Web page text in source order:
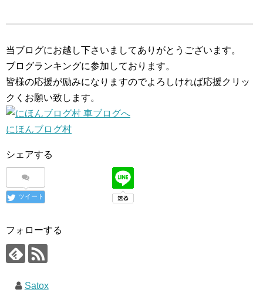
当ブログにお越し下さいましてありがとうございます。
ブログランキングに参加しております。
皆様の応援が励みになりますのでよろしければ応援クリッ
クくお願い致します。
にほんブログ村
シェアする
ツイート
フォローする
Satox